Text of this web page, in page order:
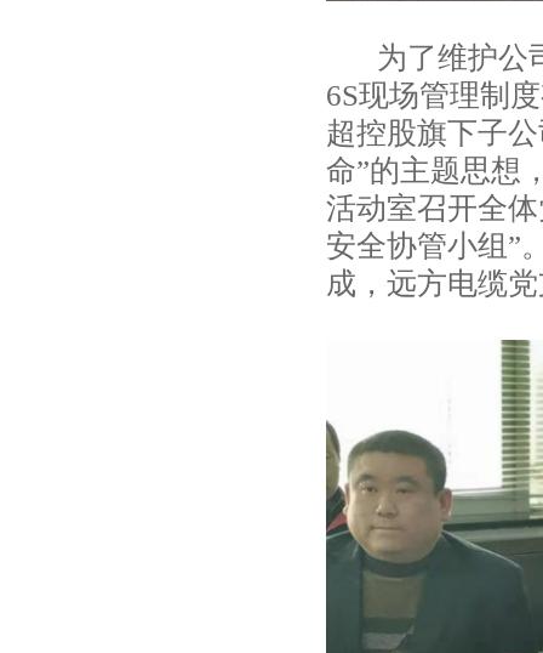
为了维护公司
6S现场管理制
超控股旗下子
命”的主题思想
活动室召开全
安全协管小组”
成，远方电缆